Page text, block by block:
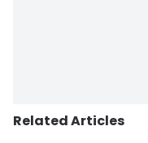
Related Articles